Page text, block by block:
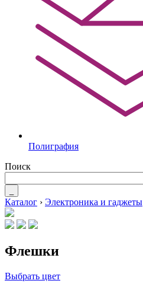
Полиграфия
Поиск
Вы здесь
Каталог › Электроника и гаджеты
Флешки
Выбрать цвет